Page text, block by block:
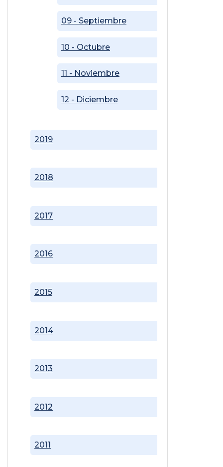
2011
2012
2013
2014
2015
2016
2017
2018
2019
09 - Septiembre
10 - Octubre
11 - Noviembre
12 - Diciembre